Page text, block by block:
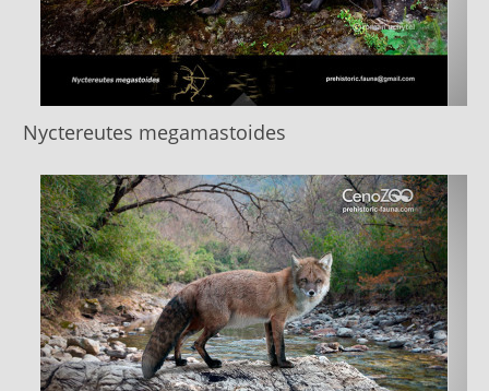
Nyctereutes megamastoides